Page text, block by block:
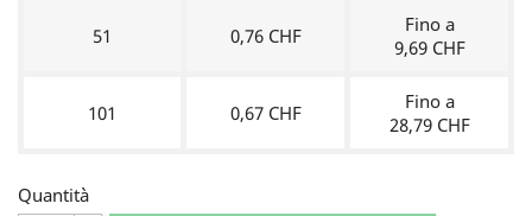
51 0,76 CHF
Fino a
9,69 CHF
101 0,67 CHF
Fino a
28,79 CHF
Quantità